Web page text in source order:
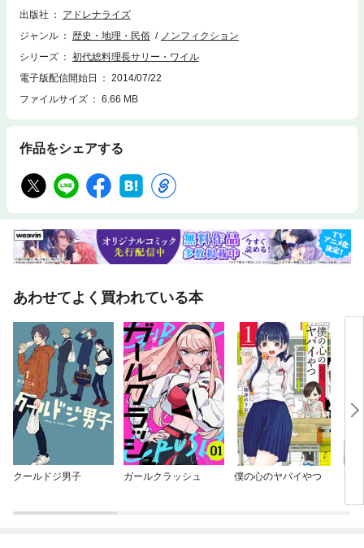
のか？ 何故ひとりのスイス人が20年間も日本に滞在して料理を創り続け
たのか？ 西洋料理界を発展させたひとりぼっちのアウェーの闘いとは？
震災から1980年代まで、日本の西洋料理史が今、つまびらかになる！ 日
本に本格フレンチをもたらした「初代総料理長」サリー・ワイルの波乱の
生涯を甦らせた料理史ノンフィクション。●神山典士（こうやま・のり
お）1960年埼玉県生まれ。信州大学人文学部卒業。ノンフィクション作
（筑摩書房）、『「日本人」はどこにいる～異文化に生きる武士道のここ
局）など。
出版社
アドレナライズ
ジャンル
歴史・地理・民俗
ノンフィクション
シリーズ
初代総料理長サリー・ワイル
電子版配信開始日
2014/07/22
ファイルサイズ
6.66 MB
作品をシェアする
あわせてよく買われている本
クールドジ男子 ガールクラッシュ 僕の心のヤバイやつ 高